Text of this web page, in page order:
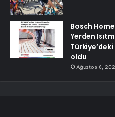
Bosch
Yerden
oldu
Ağustos 6,